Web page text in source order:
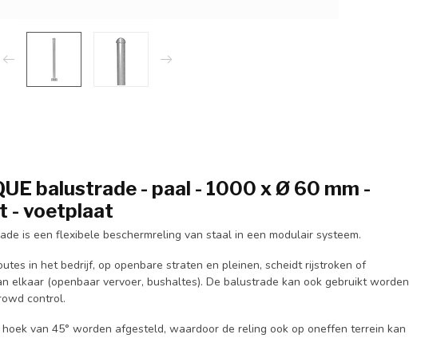
balustrade - paal - 1000 x Ø 60 mm -
- voetplaat
is een flexibele beschermreling van staal in een modulair systeem.
in het bedrijf, op openbare straten en pleinen, scheidt rijstroken of
elkaar (openbaar vervoer, bushaltes). De balustrade kan ook gebruikt worden
control.
van 45° worden afgesteld, waardoor de reling ook op oneffen terrein kan